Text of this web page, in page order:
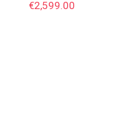
€2,599.00